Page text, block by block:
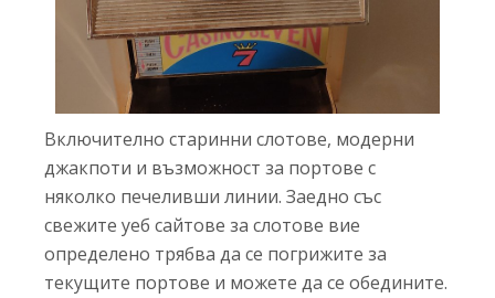
Включително старинни слотове, модерни
джакпоти и възможност за портове с
няколко печеливши линии. Заедно със
свежите уеб сайтове за слотове вие ​​
определено трябва да се погрижите за
текущите портове и можете да се обедините.